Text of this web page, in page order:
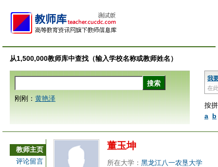
从1,500,000教师库中查找（输入学校名称或教师姓名）
我
在
按
a b
刚刚： 黄艳泽
教师主页
评论留言
董玉坤
所在大学： 黑龙江八一农垦大学